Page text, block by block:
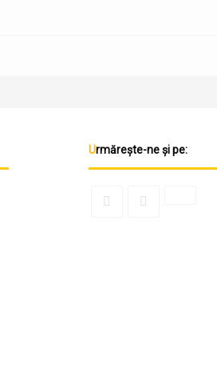
Urmărește-ne și pe: